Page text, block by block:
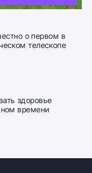
о первом в
телескопе
здоровье
времени